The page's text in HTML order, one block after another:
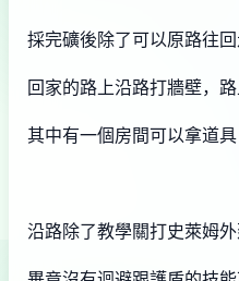
採完礦後除了可以原路往
回家的路上沿路打牆壁，
其中有一個房間可以拿道具
沿路除了教學關打史萊姆